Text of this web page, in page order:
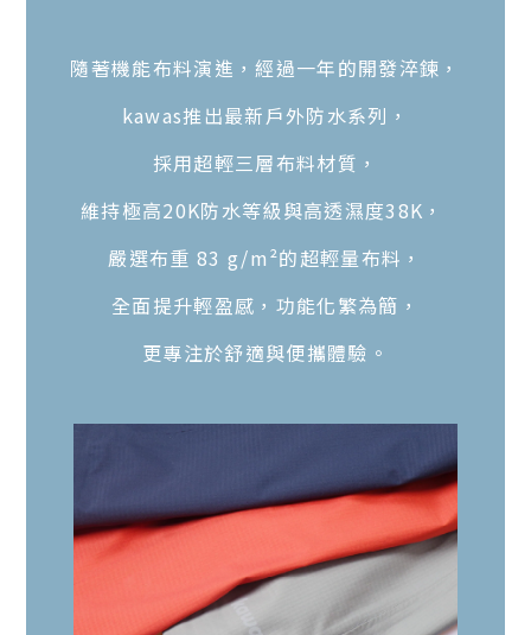
隨著機能布料演進，經過一年的開發淬鍊，
kawas推出最新戶外防水系列，
採用超輕三層布料材質，
維持極高20K防水等級與高透濕度38K，
嚴選布重 83 g/m²的超輕量布料，
全面提升輕盈感，功能化繁為簡，
更專注於舒適與便攜體驗。